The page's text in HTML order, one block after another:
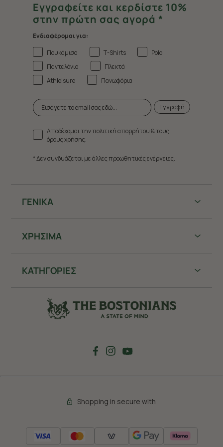
ΓΕΝΙΚΑ
ΧΡHΣΙΜΑ
ΚΑΤΗΓΟΡΙΕΣ
Εγγραφείτε και κερδίστε 10%
στην πρώτη σας αγορά *
Ενδιαφέρομαι για:
Πουκάμισα
T-Shirts
Polo
Παντελόνια
Πλεκτά
Athleisure
Πανωφόρια
Εγγραφή
Αποδέχομαι την πολιτική απορρήτου & τους
όρους χρήσης.
* Δεν συνδυάζεται με άλλες προωθητικές ενέργειες.
Shopping in secure with